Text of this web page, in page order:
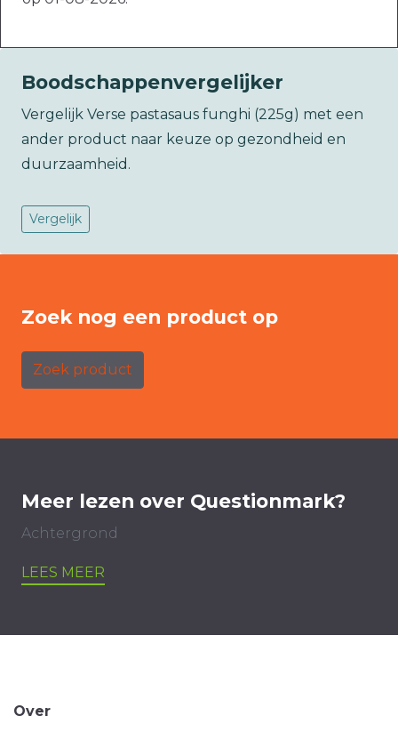
Boodschappenvergelijker
Vergelijk Verse pastasaus funghi (225g) met een
ander product naar keuze op gezondheid en
duurzaamheid.
Vergelijk
Zoek nog een product op
Zoek product
Meer lezen over Questionmark?
Achtergrond
LEES MEER
Over